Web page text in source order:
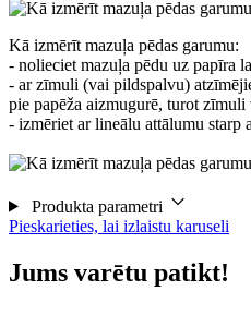
Kā izmērīt mazuļa pēdas garumu:
- nolieciet mazuļa pēdu uz papīra
- ar zīmuli (vai pildspalvu)
pie papēža aizmugurē, turot
- izmēriet ar lineālu attālumu starp
Produkta parametri
Pieskarieties, lai izlaistu karuseli
Jums varētu patikt!